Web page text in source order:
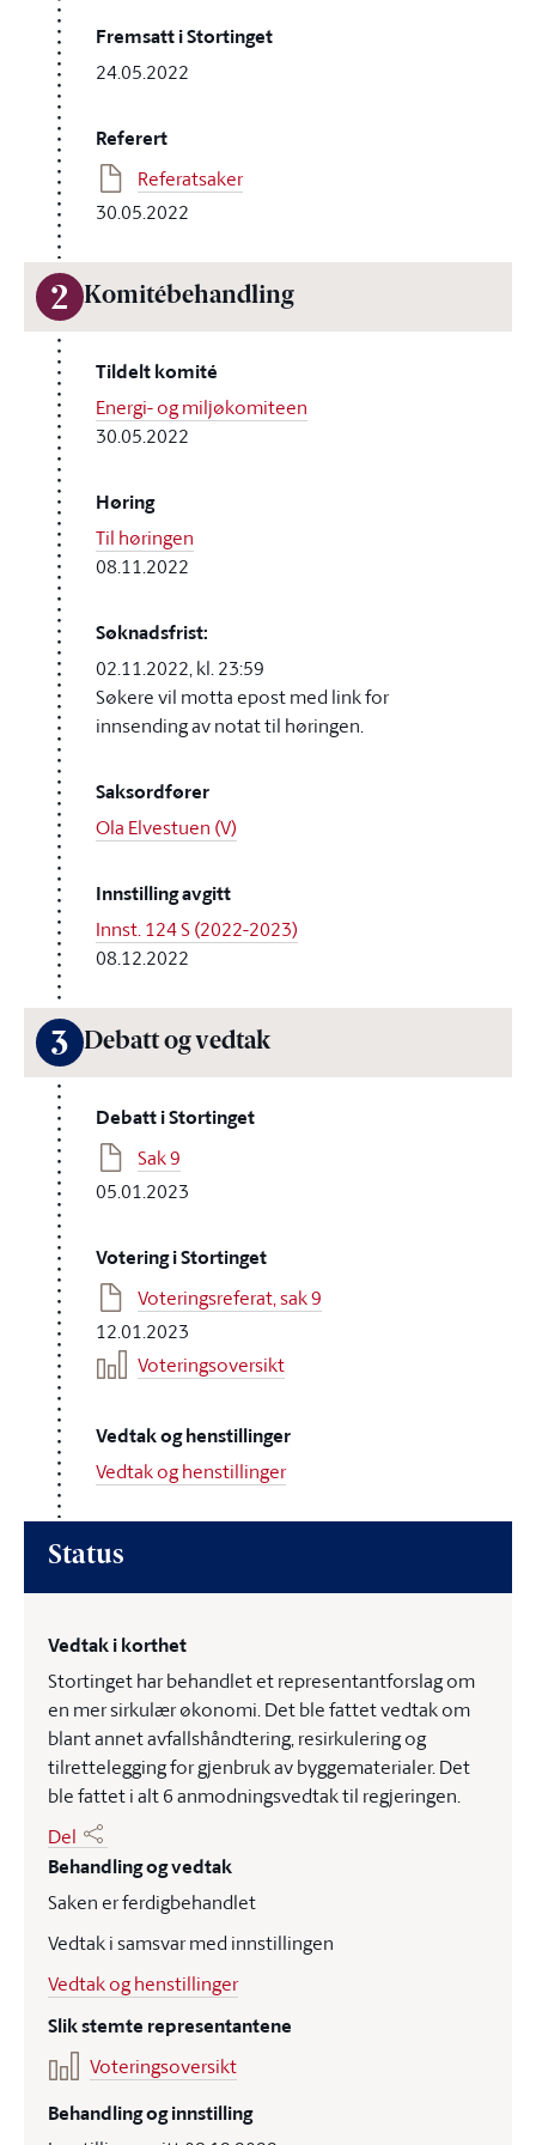
Fremsatt i Stortinget
24.05.2022
Referert
Referatsaker
30.05.2022
2 Komitébehandling
Tildelt komité
Energi- og miljøkomiteen
30.05.2022
Høring
Til høringen
08.11.2022
Søknadsfrist:
02.11.2022, kl. 23:59
Søkere vil motta epost med link for
innsending av notat til høringen.
Saksordfører
Ola Elvestuen (V)
Innstilling avgitt
Innst. 124 S (2022-2023)
08.12.2022
3 Debatt og vedtak
Debatt i Stortinget
Sak 9
05.01.2023
Votering i Stortinget
Voteringsreferat, sak 9
12.01.2023
Voteringsoversikt
Vedtak og henstillinger
Vedtak og henstillinger
Status
Vedtak i korthet
Stortinget har behandlet et representantforslag om
en mer sirkulær økonomi. Det ble fattet vedtak om
blant annet avfallshåndtering, resirkulering og
tilrettelegging for gjenbruk av byggematerialer. Det
ble fattet i alt 6 anmodningsvedtak til regjeringen.
Del
Behandling og vedtak
Saken er ferdigbehandlet
Vedtak i samsvar med innstillingen
Vedtak og henstillinger
Slik stemte representantene
Voteringsoversikt
Behandling og innstilling